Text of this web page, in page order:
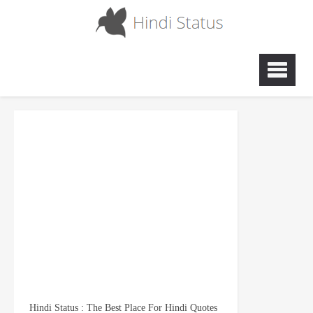
Hindi Status : The Best Place For Hindi Quotes